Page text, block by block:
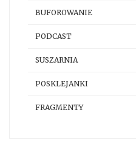
BUFOROWANIE
PODCAST
SUSZARNIA
POSKLEJANKI
FRAGMENTY